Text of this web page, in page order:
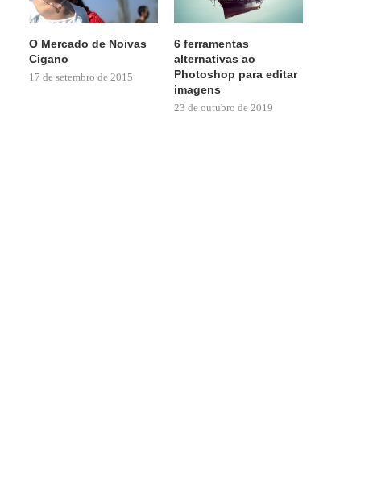
O Mercado de Noivas
Cigano
17 de setembro de 2015
6 ferramentas
alternativas ao
Photoshop para editar
imagens
23 de outubro de 2019